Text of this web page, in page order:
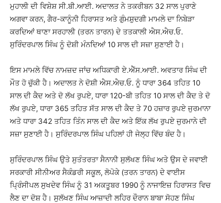
ਮੁਹਾਲੀ ਦੀ ਵਿਸ਼ੇਸ਼ ਸੀ.ਬੀ.ਆਈ. ਅਦਾਲਤ ਨੇ ਤਕਰੀਬਨ 32 ਸਾਲ ਪੁਰਾਣੇ
ਅਗਵਾ ਕਰਨ, ਗੈਰ-ਕਾਨੂੰਨੀ ਹਿਰਾਸਤ ਅਤੇ ਗੁੰਮਸ਼ੁਦਗੀ ਮਾਮਲੇ ਦਾ ਨਿਬੇੜਾ
ਕਰਦਿਆਂ ਥਾਣਾ ਸਰਹਾਲੀ (ਤਰਨ ਤਾਰਨ) ਦੇ ਤਤਕਾਲੀ ਐਸ.ਐਚ.ਓ.
ਸੁਰਿੰਦਰਪਾਲ ਸਿੰਘ ਨੂੰ ਦੋਸ਼ੀ ਮੰਨਦਿਆਂ 10 ਸਾਲ ਦੀ ਸਜ਼ਾ ਸੁਣਾਈ ਹੈ।
ਇਸ ਮਾਮਲੇ ਵਿੱਚ ਨਾਮਜ਼ਦ ਜਾਂਚ ਅਧਿਕਾਰੀ ਏ.ਐੱਸ.ਆਈ. ਅਵਤਾਰ ਸਿੰਘ ਦੀ
ਮੌਤ ਹੋ ਚੁੱਕੀ ਹੈ। ਅਦਾਲਤ ਨੇ ਦੋਸ਼ੀ ਐਸ.ਐਚ.ਓ. ਨੂੰ ਧਾਰਾ 364 ਤਹਿਤ 10
ਸਾਲ ਦੀ ਕੈਦ ਅਤੇ ਦੋ ਲੱਖ ਰੁਪਏ, ਧਾਰਾ 120-ਬੀ ਤਹਿਤ 10 ਸਾਲ ਦੀ ਕੈਦ ਤੇ ਦੋ
ਲੱਖ ਰੁਪਏ, ਧਾਰਾ 365 ਤਹਿਤ ਸੱਤ ਸਾਲ ਦੀ ਕੈਦ ਤੇ 70 ਹਜ਼ਾਰ ਰੁਪਏ ਜੁਰਮਾਨਾ
ਅਤੇ ਧਾਰਾ 342 ਤਹਿਤ ਤਿੰਨ ਸਾਲ ਦੀ ਕੈਦ ਅਤੇ ਇੱਕ ਲੱਖ ਰੁਪਏ ਜੁਰਮਾਨੇ ਦੀ
ਸਜ਼ਾ ਸੁਣਾਈ ਹੈ। ਸੁਰਿੰਦਰਪਾਲ ਸਿੰਘ ਪਹਿਲਾਂ ਹੀ ਜੇਲ੍ਹ ਵਿੱਚ ਬੰਦ ਹੈ।
ਸੁਰਿੰਦਰਪਾਲ ਸਿੰਘ ਉਤੇ ਸੁਤੰਤਰਤਾ ਸੈਨਾਨੀ ਸੁਲੱਖਣ ਸਿੰਘ ਅਤੇ ਉਸ ਦੇ ਜਵਾਈ
ਸਰਕਾਰੀ ਸੀਨੀਅਰ ਸੈਕੰਡਰੀ ਸਕੂਲ, ਲੋਪੋਕੇ (ਤਰਨ ਤਾਰਨ) ਦੇ ਵਾਈਸ
ਪ੍ਰਿੰਸੀਪਲ ਸੁਖਦੇਵ ਸਿੰਘ ਨੂੰ 31 ਅਕਤੂਬਰ 1990 ਨੂੰ ਨਾਜਾਇਜ਼ ਹਿਰਾਸਤ ਵਿਚ
ਲੈਣ ਦਾ ਦੋਸ਼ ਹੈ। ਸੁਲੱਖਣ ਸਿੰਘ ਆਜ਼ਾਦੀ ਲਹਿਰ ਦੌਰਾਨ ਬਾਬਾ ਸੋਹਣ ਸਿੰਘ